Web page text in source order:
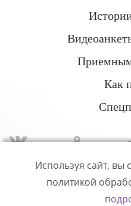
Как
Политика
Используя сайт, вы
политикой